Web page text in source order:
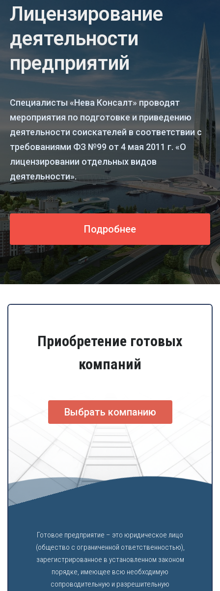
Лицензирование
деятельности
предприятий
Специалисты «Нева Консалт» проводят
мероприятия по подготовке и приведению
деятельности соискателей в соответствии с
требованиями ФЗ №99 от 4 мая 2011 г. «О
лицензировании отдельных видов
деятельности».
Подробнее
Приобретение готовых
компаний
Выбрать компанию
Готовое предприятие – это юридическое лицо
(общество с ограниченной ответственностью),
зарегистрированное в установленном законом
порядке, имеющее всю необходимую
сопроводительную и разрешительную